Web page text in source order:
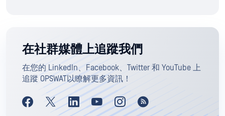
在社群媒體上追蹤我們
在您的 LinkedIn、Facebook、Twitter 和 YouTube 上
追蹤 OPSWAT以瞭解更多資訊！